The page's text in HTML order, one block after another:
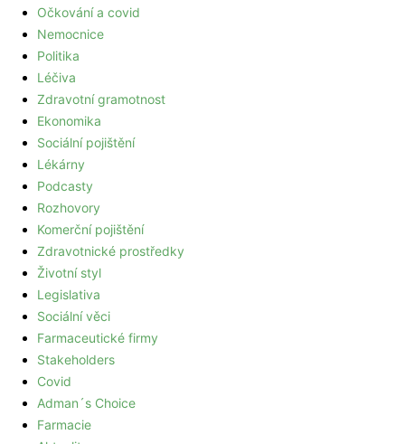
Očkování a covid
Nemocnice
Politika
Léčiva
Zdravotní gramotnost
Ekonomika
Sociální pojištění
Lékárny
Podcasty
Rozhovory
Komerční pojištění
Zdravotnické prostředky
Životní styl
Legislativa
Sociální věci
Farmaceutické firmy
Stakeholders
Covid
Adman´s Choice
Farmacie